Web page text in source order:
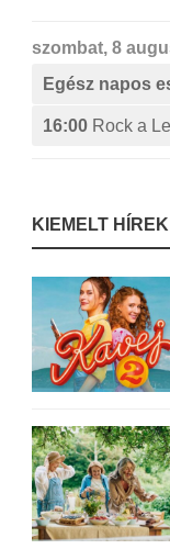
szombat, 8
Egész napos
16:00 Rock a
KIEMELT HÍREK